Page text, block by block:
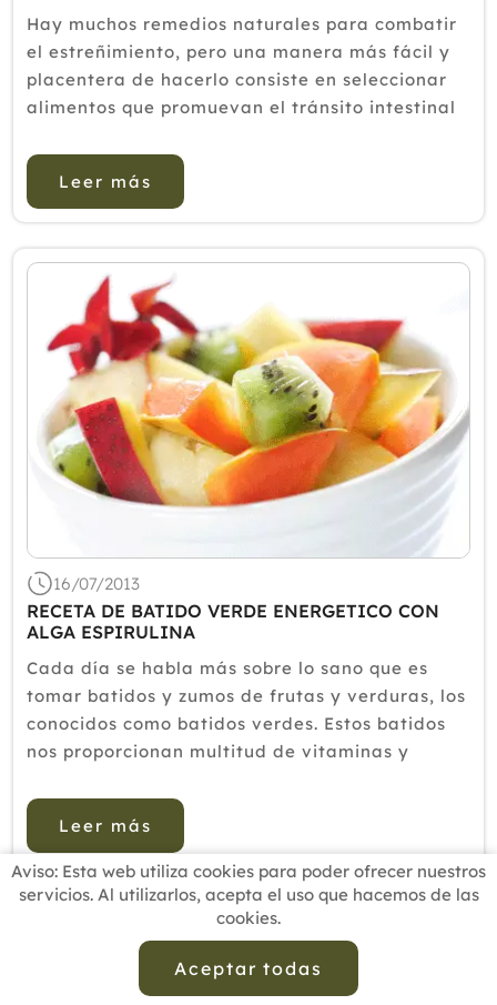
Hay muchos remedios naturales para combatir
el estreñimiento, pero una manera más fácil y
placentera de hacerlo consiste en seleccionar
alimentos que promuevan el tránsito intestinal
proponemos algunos batidos que puedes tomar
a lo largo del día y ...
Leer más
16/07/2013
RECETA DE BATIDO VERDE ENERGETICO CON
ALGA ESPIRULINA
Cada día se habla más sobre lo sano que es
tomar batidos y zumos de frutas y verduras, los
conocidos como batidos verdes. Estos batidos
nos proporcionan multitud de vitaminas y
proporciona calor y se toman en el momento
por ello no se pierden sus c...
Leer más
Aviso: Esta web utiliza cookies para poder ofrecer nuestros
servicios. Al utilizarlos, acepta el uso que hacemos de las
cookies.
Aceptar todas
BUSCADOR PROFESIONALES
ESCUELAS RECOMENDADAS
CONTACTO